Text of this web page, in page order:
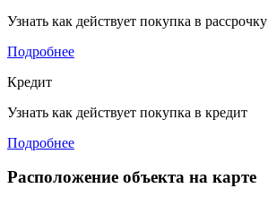
Узнать как действует покупка в рассрочку
Подробнее
Кредит
Узнать как действует покупка в кредит
Подробнее
Расположение объекта на карте